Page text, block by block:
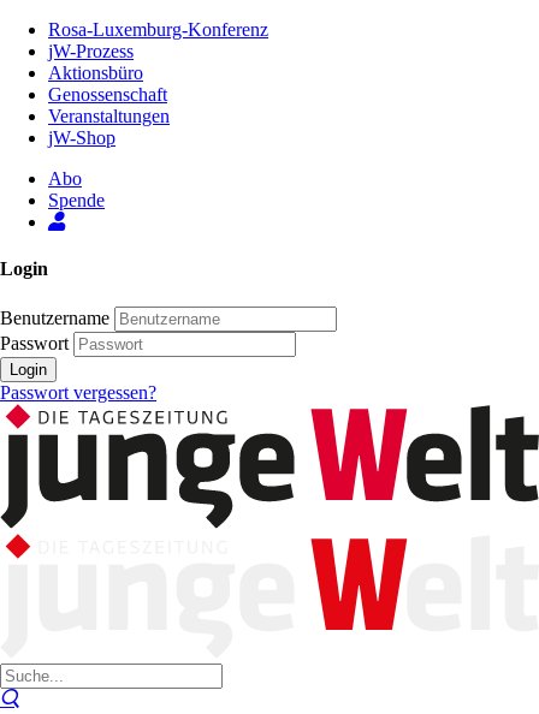
Inhalt
Seite
Rosa-Luxemburg-Konferenz
jW-Prozess
Aktionsbüro
Genossenschaft
Veranstaltungen
jW-Shop
Abo
Spende
Login
Benutzername
Passwort
Login
Passwort vergessen?